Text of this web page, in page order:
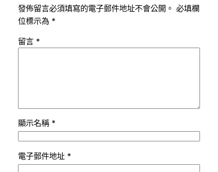
發佈留言必須填寫的電子郵件地址不會公開。 必填欄
位標示為 *
留言 *
顯示名稱 *
電子郵件地址 *